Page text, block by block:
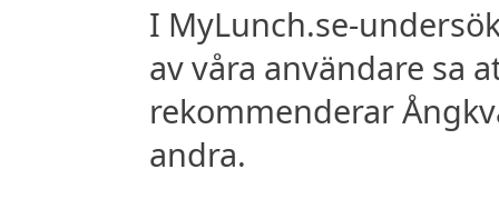
I MyLunch.se-
av våra användare sa
rekommenderar
andra.